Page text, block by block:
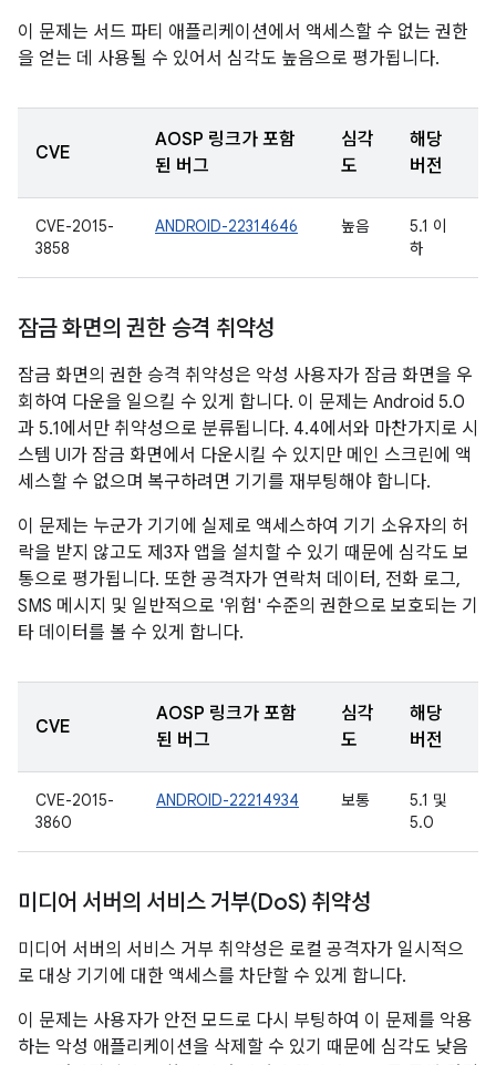
이 문제는 서드 파티 애플리케이션에서 액세스할 수 없는 권한
을 얻는 데 사용될 수 있어서 심각도 높음으로 평가됩니다.
CVE
AOSP 링크가 포함
된 버그
심각
도
해당
버전
CVE-2015-
3858
ANDROID-22314646 높음
5.1 이
하
잠금 화면의 권한 승격 취약성
잠금 화면의 권한 승격 취약성은 악성 사용자가 잠금 화면을 우
회하여 다운을 일으킬 수 있게 합니다. 이 문제는 Android 5.0
과 5.1에서만 취약성으로 분류됩니다. 4.4에서와 마찬가지로 시
스템 UI가 잠금 화면에서 다운시킬 수 있지만 메인 스크린에 액
세스할 수 없으며 복구하려면 기기를 재부팅해야 합니다.
이 문제는 누군가 기기에 실제로 액세스하여 기기 소유자의 허
락을 받지 않고도 제3자 앱을 설치할 수 있기 때문에 심각도 보
통으로 평가됩니다. 또한 공격자가 연락처 데이터, 전화 로그,
SMS 메시지 및 일반적으로 '위험' 수준의 권한으로 보호되는 기
타 데이터를 볼 수 있게 합니다.
CVE
AOSP 링크가 포함
된 버그
심각
도
해당
버전
CVE-2015-
3860
ANDROID-22214934 보통
5.1 및
5.0
미디어 서버의 서비스 거부(DoS) 취약성
미디어 서버의 서비스 거부 취약성은 로컬 공격자가 일시적으
로 대상 기기에 대한 액세스를 차단할 수 있게 합니다.
이 문제는 사용자가 안전 모드로 다시 부팅하여 이 문제를 악용
하는 악성 애플리케이션을 삭제할 수 있기 때문에 심각도 낮음